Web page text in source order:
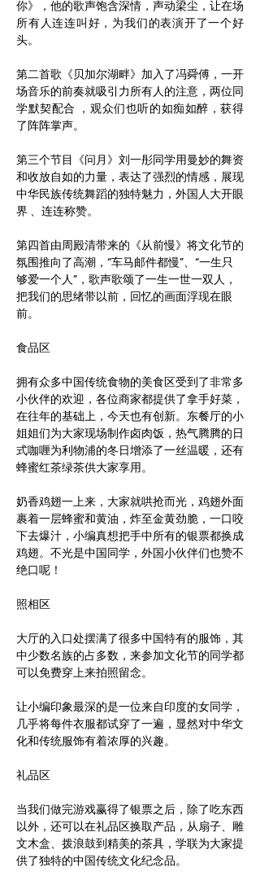
你》，他的歌声饱含深情，声动梁尘，让在场
所有人连连叫好，为我们的表演开了一个好
头。
第二首歌《贝加尔湖畔》加入了冯舜傅，一开
场音乐的前奏就吸引力所有人的注意，两位同
学默契配合 ，观众们也听的如痴如醉，获得
了阵阵掌声。
第三个节目《问月》刘一彤同学用曼妙的舞资
和收放自如的力量，表达了强烈的情感，展现
中华民族传统舞蹈的独特魅力，外国人大开眼
界 、连连称赞。
第四首由周殿清带来的《从前慢》将文化节的
氛围推向了高潮，“车马邮件都慢”、“一生只
够爱一个人”，歌声歌颂了一生一世一双人，
把我们的思绪带以前，回忆的画面浮现在眼
前。
食品区
拥有众多中国传统食物的美食区受到了非常多
小伙伴的欢迎，各位商家都提供了拿手好菜，
在往年的基础上，今天也有创新。东餐厅的小
姐姐们为大家现场制作卤肉饭，热气腾腾的日
式咖喱为利物浦的冬日增添了一丝温暖，还有
蜂蜜红茶绿茶供大家享用。
奶香鸡翅一上来，大家就哄抢而光，鸡翅外面
裹着一层蜂蜜和黄油，炸至金黄劲脆，一口咬
下去爆汁，小编真想把手中所有的银票都换成
鸡翅。不光是中国同学，外国小伙伴们也赞不
绝口呢！
照相区
大厅的入口处摆满了很多中国特有的服饰，其
中少数名族的占多数，来参加文化节的同学都
让小编印象最深的是一位来自印度的女同学，
几乎将每件衣服都试穿了一遍，显然对中华文
化和传统服饰有着浓厚的兴趣。
礼品区
当我们做完游戏赢得了银票之后，除了吃东西
以外，还可以在礼品区换取产品，从扇子、雕
文木盒、拨浪鼓到精美的茶具，学联为大家提
供了独特的中国传统文化纪念品。